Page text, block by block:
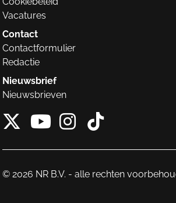
Vacatures
Contact
Contactformulier
Redactie
Nieuwsbrief
Nieuwsbrieven
X van NieuwRechts
Instagram
Tiktok
© 2026 NR B.V. - alle rechten